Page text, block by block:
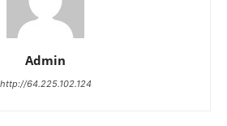
Admin
http://64.225.102.124